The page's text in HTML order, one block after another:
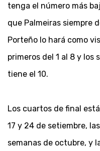
tenga el número más
que Palmeiras siempre
Porteño lo hará como
primeros del 1 al 8 y los
tiene el 10.
Los cuartos de final
17 y 24 de setiembre,
semanas de octubre, y